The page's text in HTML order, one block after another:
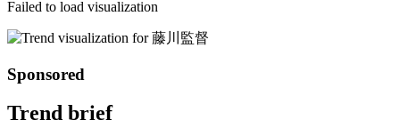
Failed to load visualization
Sponsored
Trend brief